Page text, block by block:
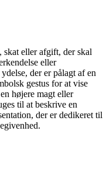
eller afgift, der skal
eller
der er pålagt af en
gestus for at vise
højere magt eller
til at beskrive en
der er dedikeret til